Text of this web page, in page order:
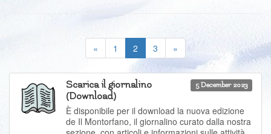
« 1 2 (current)
3 »
5 December 2023
Scarica il giornalino
(Download)
È disponibile per il download la nuova edizione
de Il Montorfano, il giornalino curato dalla nostra